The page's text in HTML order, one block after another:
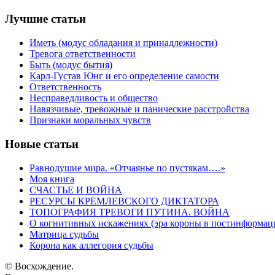
Лучшие статьи
Иметь (модус обладания и принадлежности)
Тревога ответственности
Быть (модус бытия)
Карл-Густав Юнг и его определение самости
Ответственность
Несправедливость и общество
Навязчивые, тревожные и панические расстройства
Признаки моральных чувств
Новые статьи
Равнодушие мира. «Отчаянье по пустякам….»
Моя книга
СЧАСТЬЕ И ВОЙНА
РЕСУРСЫ КРЕМЛЕВСКОГО ДИКТАТОРА
ТОПОГРАФИЯ ТРЕВОГИ ПУТИНА. ВОЙНА
О когнитивных искажениях (эра короны в
Матрица судьбы
Корона как аллегория судьбы
© Восхождение.